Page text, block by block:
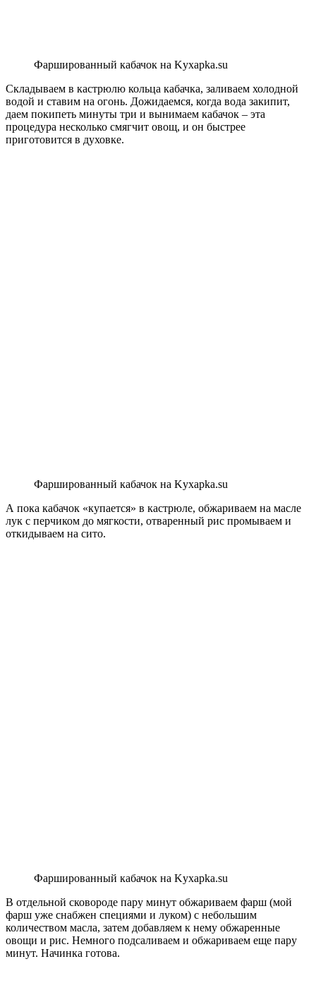
Фаршированный кабачок на Kyxapka.su
Складываем в кастрюлю кольца кабачка, заливаем холодной
водой и ставим на огонь. Дожидаемся, когда вода закипит,
даем покипеть минуты три и вынимаем кабачок – эта
процедура несколько смягчит овощ, и он быстрее
приготовится в духовке.
Фаршированный кабачок на Kyxapka.su
А пока кабачок «купается» в кастрюле, обжариваем на масле
лук с перчиком до мягкости, отваренный рис промываем и
откидываем на сито.
Фаршированный кабачок на Kyxapka.su
В отдельной сковороде пару минут обжариваем фарш (мой
фарш уже снабжен специями и луком) с небольшим
количеством масла, затем добавляем к нему обжаренные
овощи и рис. Немного подсаливаем и обжариваем еще пару
минут. Начинка готова.